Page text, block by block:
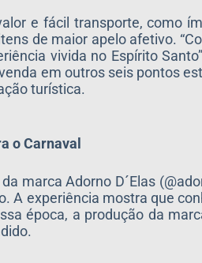
e fácil transporte, como
de maior apelo afetivo.
vivida no Espírito
em outros seis pontos
turística.
o Carnaval
marca Adorno D´Elas
A experiência mostra que
época, a produção da